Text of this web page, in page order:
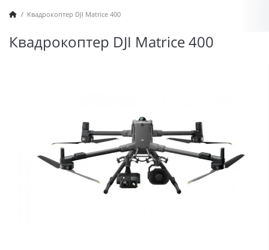
Квадрокоптер DJI Matrice 400
Квадрокоптер DJI Matrice 400